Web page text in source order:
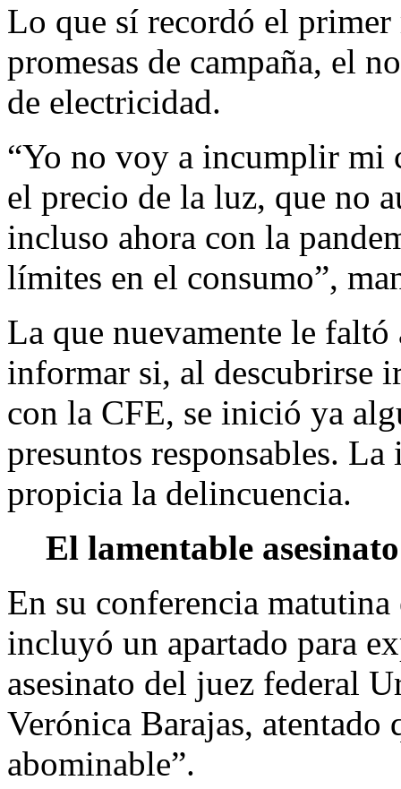
Lo que sí recordó el primer
promesas de campaña, el
de electricidad.
“Yo no voy a incumplir mi
el precio de la luz, que no
incluso ahora con la
límites en el consumo”,
La que nuevamente le
informar si, al descubrirse
con la CFE, se inició ya
presuntos responsables.
propicia la delincuencia.
El lamentable
En su conferencia
incluyó un apartado para
asesinato del juez federal
Verónica Barajas,
abominable”.